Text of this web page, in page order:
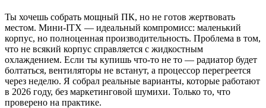
Ты хочешь собрать мощный ПК, но не готов жертвовать
местом. Мини-ITX — идеальный компромисс: маленький
корпус, но полноценная производительность. Проблема в том,
что не всякий корпус справляется с жидкостным
охлаждением. Если ты купишь что-то не то — радиатор будет
болтаться, вентиляторы не встанут, а процессор перегреется
через неделю. Я собрал реальные варианты, которые работают
в 2026 году, без маркетинговой шумихи. Только то, что
проверено на практике.